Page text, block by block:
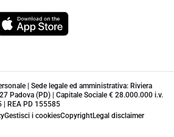
| Sede legale ed amministrativa: Riviera
Padova (PD) | Capitale Sociale € 28.000.000 i.v.
| REA PD 155585
Gestisci i cookiesCopyrightLegal disclaimer